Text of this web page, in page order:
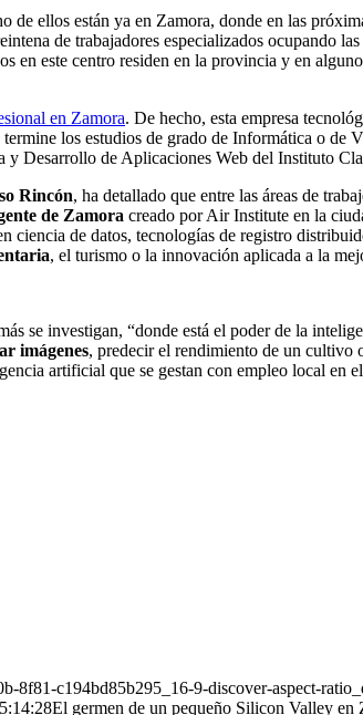
ellos están ya en Zamora, donde en las
de trabajadores especializados ocupando
en este centro residen en la provincia y en
en Zamora. De hecho, esta empresa
los estudios de grado de Informática o
Desarrollo de Aplicaciones Web del Instituto
Rincón, ha detallado que entre las áreas de
de Zamora creado por Air Institute en la
ciencia de datos, tecnologías de registro
, el turismo o la innovación aplicada a la
se investigan, “donde está el poder de la
imágenes, predecir el rendimiento de un cultivo
artificial que se gestan con empleo local en
8f81-c194bd85b295_16-9-discover-aspect-
El germen de un pequeño Silicon Valley en